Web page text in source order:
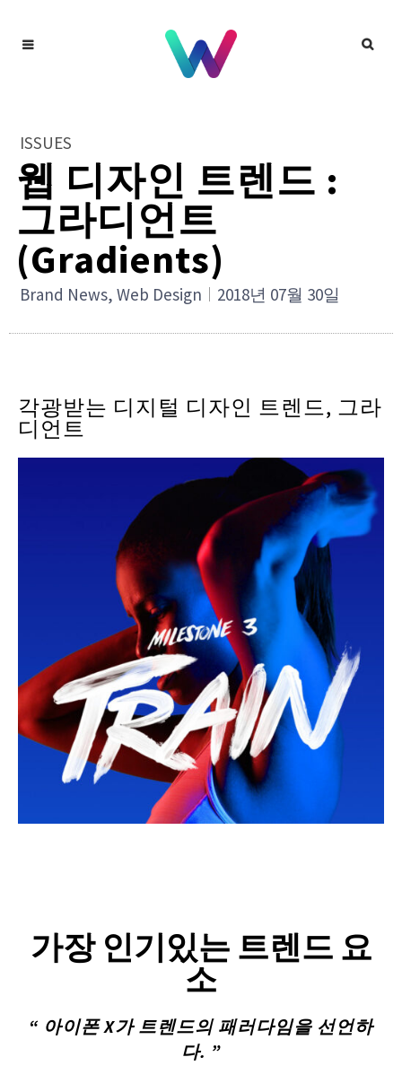
ISSUES
웹 디자인 트렌드 :
그라디언트
(Gradients)
Brand News, Web Design 2018년 07월 30일
각광받는 디지털 디자인 트렌드, 그라
디언트
가장 인기있는 트렌드 요
소
“ 아이폰 X가 트렌드의 패러다임을 선언하
다. ”